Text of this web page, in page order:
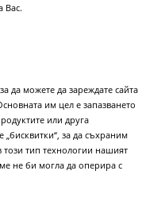
Вас.
да можете да зареждате сайта
им цел е запазването
или друга
за да съхраним
този тип технологии нашият
не би могла да оперира с